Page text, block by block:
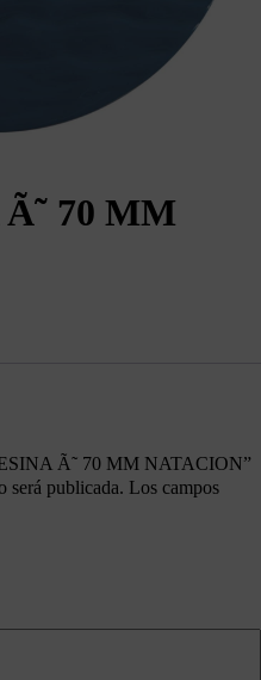
70 MM
Ã˜ 70 MM NATACION”
será publicada. Los campos